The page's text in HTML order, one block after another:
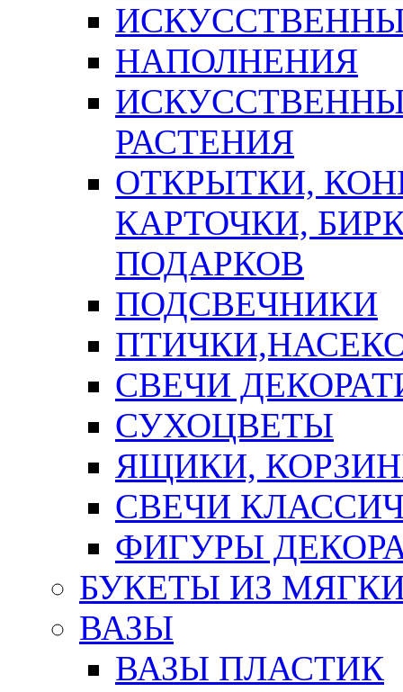
НАПОЛНЕНИЯ
РАСТЕНИЯ
ОТКРЫТКИ,
КАРТОЧКИ,
ПОДАРКОВ
ПОДСВЕЧНИКИ
СВЕЧИ
СУХОЦВЕТЫ
ЯЩИКИ,
СВЕЧИ
ФИГУРЫ
БУКЕТЫ ИЗ
ВАЗЫ
ВАЗЫ ПЛАСТИК